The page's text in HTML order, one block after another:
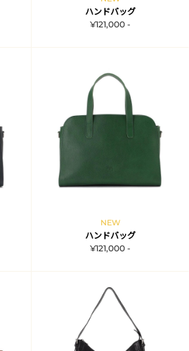
ハンドバッグ
¥121,000 -
NEW
ハンドバッグ
¥121,000 -